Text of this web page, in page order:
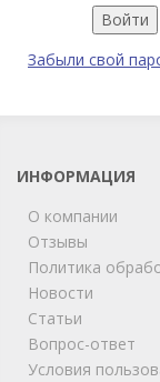
Забыли свой
ИНФОРМАЦИЯ
О компании
Отзывы
Политика
Новости
Статьи
Вопрос-ответ
Условия